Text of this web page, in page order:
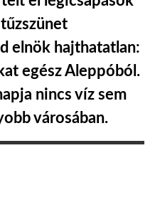
elnök hajthatatlan:
egész Aleppóból.
nincs víz sem
városában.